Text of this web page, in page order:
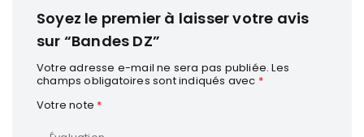
Les Bandes DZ conviennent parfaitement à la pratique de :
Boxe anglaise
Boxe française
Soyez le premier à laisser votre avis
sur “Bandes DZ”
Votre adresse e-mail ne sera pas publiée. Les
champs obligatoires sont indiqués avec *
Votre note *